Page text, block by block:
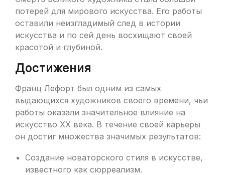
потерей для мирового искусства. Его работы
оставили неизгладимый след в истории
искусства и по сей день восхищают своей
красотой и глубиной.
Достижения
Франц Лефорт был одним из самых
выдающихся художников своего времени, чьи
работы оказали значительное влияние на
искусство XX века. В течение своей карьеры
он достиг множества значимых результатов:
Создание новаторского стиля в искусстве,
известного как сюрреализм.